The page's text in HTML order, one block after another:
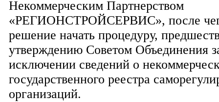
Некоммерческим Партнерством
«РЕГИОНСТРОЙСЕРВИС», после
решение начать процедуру,
утверждению Советом Объединения
исключении сведений о
государственного реестра
организаций.